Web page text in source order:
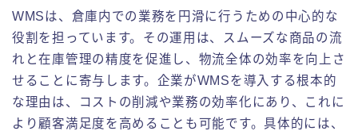
WMSは、倉庫内での業務を円滑に行うための中心的な
役割を担っています。その運用は、スムーズな商品の流
れと在庫管理の精度を促進し、物流全体の効率を向上さ
せることに寄与します。企業がWMSを導入する根本的
な理由は、コストの削減や業務の効率化にあり、これに
より顧客満足度を高めることも可能です。具体的には、